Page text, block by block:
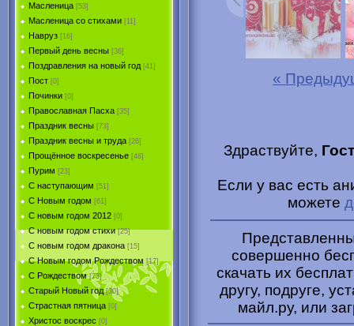
Масленица [53]
Масленица со стихами [11]
Навруз [16]
Первый день весны [36]
Поздравления на новый год [41]
Пост [0]
Починки [0]
Православная Пасха [35]
Праздник весны [73]
Праздник весны и труда [26]
Прощённое воскресенье [48]
Пурим [23]
C наступающим [51]
С Новым годом [61]
С новым годом 2012 [0]
С новым годом стихи [25]
С новым годом дракона [15]
C Новым годом Рождеством [17]
С Рождеством [73]
Старый Новый год [30]
Страстная пятница [0]
Христоc воскрес [0]
«
Здраствуйте,
Если у вас есть
можете
совершенно
скачать их
другу, подруге,
майл.ру, или